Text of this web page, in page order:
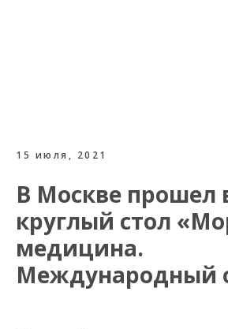
15 июля, 2021
В Москве прошел
круглый стол
медицина.
Международный